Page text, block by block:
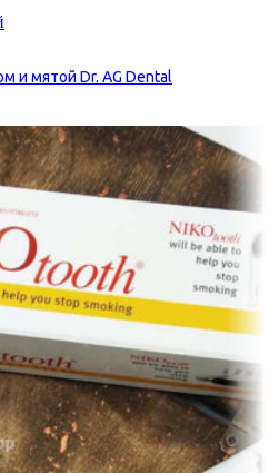
и мятой Dr. AG Dental